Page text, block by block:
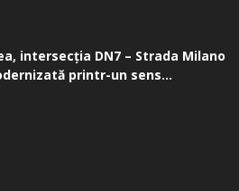
intersecţia DN7 – Strada Milano
printr-un sens...